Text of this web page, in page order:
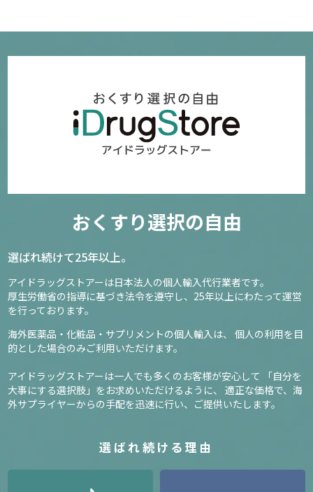
おくすり選択の自由
選ばれ続けて25年以上。
アイドラッグストアーは日本法人の個人輸入代行業者です。
厚生労働省の指導に基づき法令を遵守し、 25年以上にわたって運営
を行っております。
海外医薬品・化粧品・サプリメントの個人輸入は、
個人の利用を目
的とした場合のみご利用いただけます。
アイドラッグストアーは一人でも多くのお客様が安心して
「自分を
大事にする選択肢」をお求めいただけるように、
適正な価格で、海
外サプライヤーからの手配を迅速に行い、ご提供いたします。
選ばれ続ける理由